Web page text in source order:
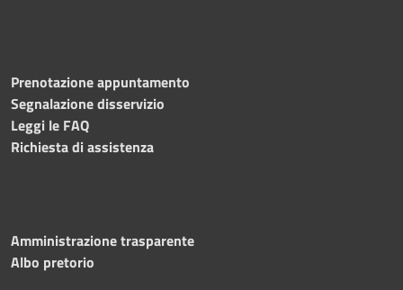
Prenotazione appuntamento
Segnalazione disservizio
Leggi le FAQ
Richiesta di assistenza
Amministrazione trasparente
Albo pretorio